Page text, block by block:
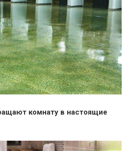
комнату в настоящие